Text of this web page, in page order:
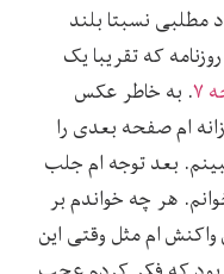
امروز یکشنبه ۱۱ خرداد مطلبی نسبتا بلند
که تقریبا یک
. به خاطر عکس
ام صفحه بعدی را
بعد توجه ام جلب
هر چه خواندم بر
ام مثل وقتی این